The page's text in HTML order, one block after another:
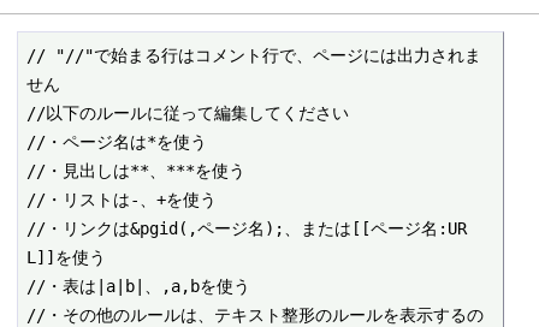
// "//"で始まる行はコメント行で、ページには出力されま
せん
//以下のルールに従って編集してください
//・ページ名は*を使う
//・見出しは**、***を使う
//・リストは-、+を使う
//・リンクは&pgid(,ページ名);、または[[ページ名:UR
L]]を使う
//・表は|a|b|、,a,bを使う
//・その他のルールは、テキスト整形のルールを表示するの